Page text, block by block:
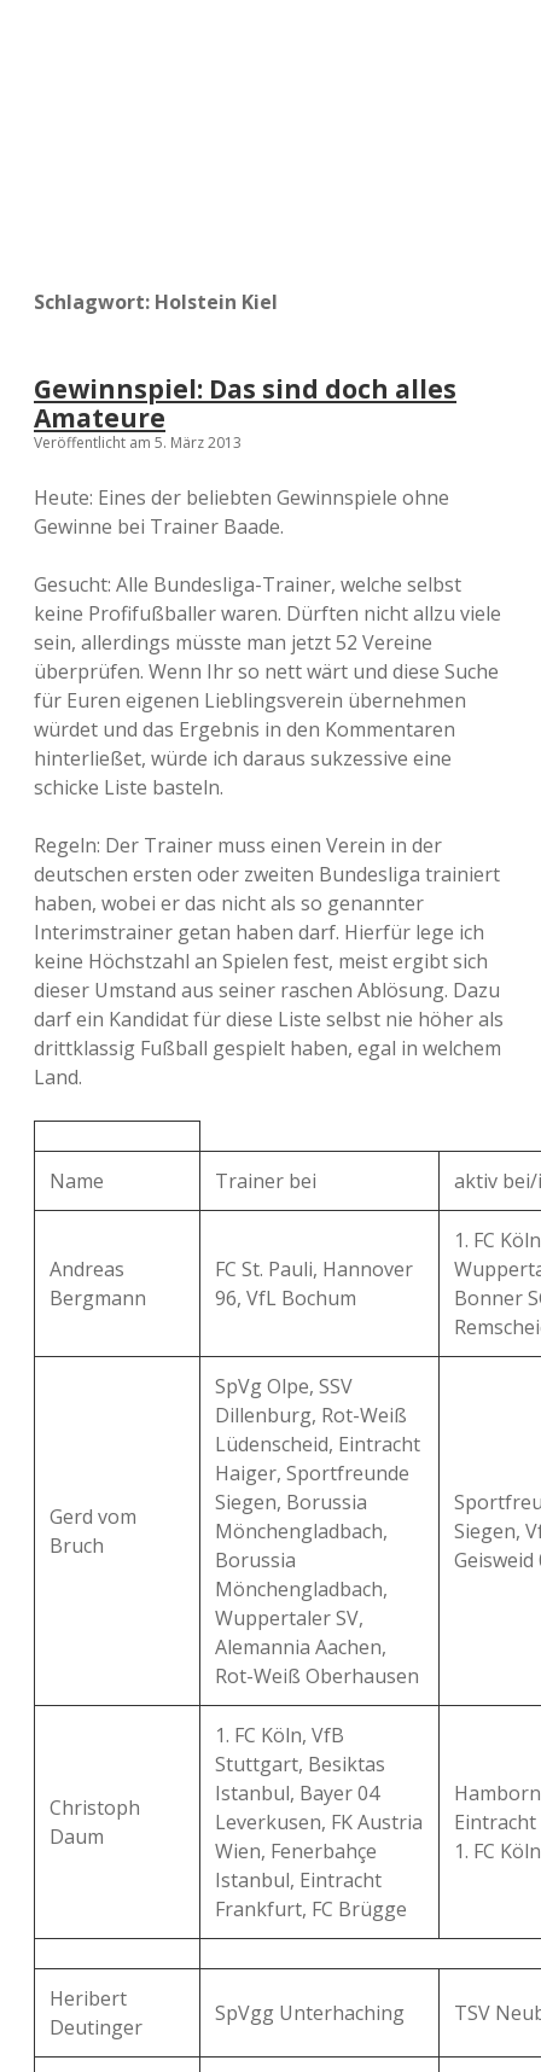
Schlagwort: Holstein Kiel
Gewinnspiel: Das sind doch alles
Amateure
Veröffentlicht am 5. März 2013
Heute: Eines der beliebten Gewinnspiele ohne
Gewinne bei Trainer Baade.
Gesucht: Alle Bundesliga-Trainer, welche selbst
keine Profifußballer waren. Dürften nicht allzu viele
sein, allerdings müsste man jetzt 52 Vereine
überprüfen. Wenn Ihr so nett wärt und diese Suche
für Euren eigenen Lieblingsverein übernehmen
würdet und das Ergebnis in den Kommentaren
hinterließet, würde ich daraus sukzessive eine
schicke Liste basteln.
Regeln: Der Trainer muss einen Verein in der
deutschen ersten oder zweiten Bundesliga trainiert
haben, wobei er das nicht als so genannter
Interimstrainer getan haben darf. Hierfür lege ich
keine Höchstzahl an Spielen fest, meist ergibt sich
dieser Umstand aus seiner raschen Ablösung. Dazu
darf ein Kandidat für diese Liste selbst nie höher als
drittklassig Fußball gespielt haben, egal in welchem
Land.
Name Trainer bei aktiv
Andreas
Bergmann
FC St. Pauli, Hannover
96, VfL Bochum
1. FC
Bonner
Gerd vom
Bruch
SpVg Olpe, SSV
Dillenburg, Rot-Weiß
Lüdenscheid, Eintracht
Haiger, Sportfreunde
Siegen, Borussia
Mönchengladbach,
Borussia
Mönchengladbach,
Wuppertaler SV,
Alemannia Aachen,
Rot-Weiß Oberhausen
Siegen,
Geisweid
Christoph
Daum
1. FC Köln, VfB
Stuttgart, Besiktas
Istanbul, Bayer 04
Leverkusen, FK Austria
Wien, Fenerbahçe
Istanbul, Eintracht
Frankfurt, FC Brügge
1. FC
Heribert
Deutinger
SpVgg Unterhaching TSV